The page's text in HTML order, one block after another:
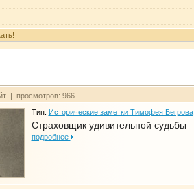
| просмотров: 966
Тип: Исторические заметки Тимофея Бегрова
Страховщик удивительной судьбы
подробнее